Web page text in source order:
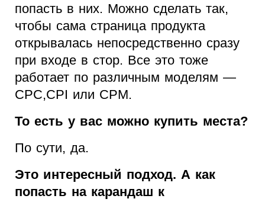
попасть в них. Можно сделать так,
чтобы сама страница продукта
открывалась непосредственно сразу
при входе в стор. Все это тоже
работает по различным моделям —
CPC,CPI или CPM.
То есть у вас можно купить места?
По сути, да.
Это интересный подход. А как
попасть на карандаш к